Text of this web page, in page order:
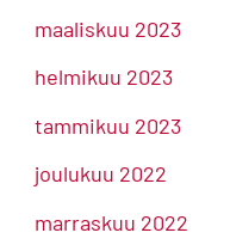
maaliskuu 2023
helmikuu 2023
tammikuu 2023
joulukuu 2022
marraskuu 2022